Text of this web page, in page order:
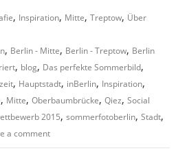
, Inspiration, Mitte,Treptow, Über
, Berlin - Mitte, Berlin - Treptow, Berlin
, blog, Das perfekte Sommerbild,
, Hauptstadt, inBerlin, Inspiration,
, Mitte,Oberbaumbrücke,Qiez,Social
2015,sommerfotoberlin,Stadt,
a comment